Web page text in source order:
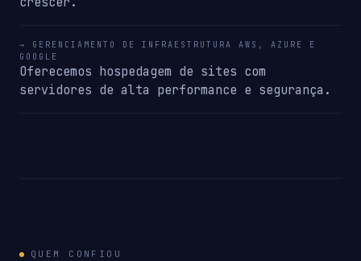
→ GERENCIAMENTO DE INFRAESTRUTURA AWS, AZURE E
GOOGLE
Oferecemos hospedagem de sites com
servidores de alta performance e segurança.
QUEM CONFIOU